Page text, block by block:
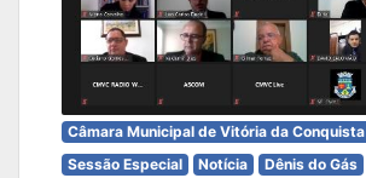
Câmara Municipal de Vitória da Conquista
Sessão Especial
Notícia
Dênis do Gás